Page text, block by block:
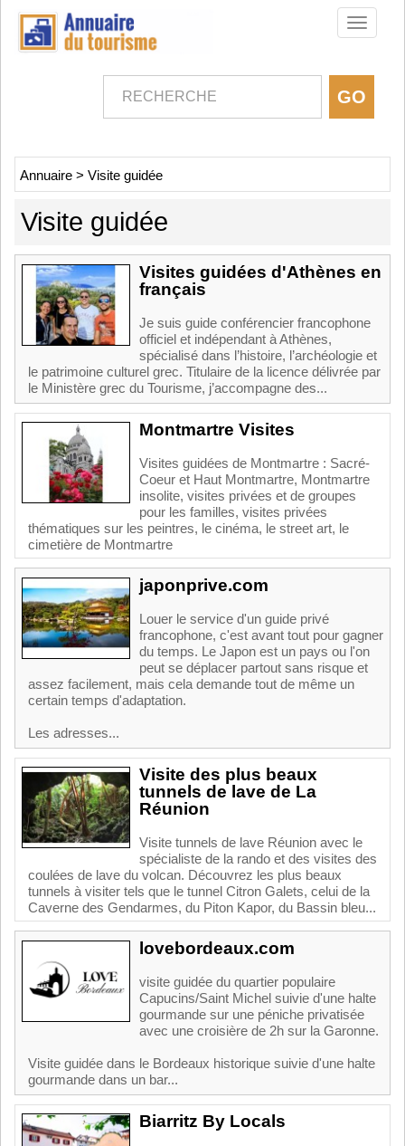
Toggle
Annuaire > Visite guidée
Visite guidée
Visites guidées d'Athènes en
français
Je suis guide conférencier francophone
officiel et indépendant à Athènes,
spécialisé dans l’histoire, l’archéologie et
le patrimoine culturel grec. Titulaire de la licence délivrée par
le Ministère grec du Tourisme, j’accompagne des...
Montmartre Visites
Visites guidées de Montmartre : Sacré-
Coeur et Haut Montmartre, Montmartre
insolite, visites privées et de groupes
pour les familles, visites privées
thématiques sur les peintres, le cinéma, le street art, le
cimetière de Montmartre
japonprive.com
Louer le service d'un guide privé
francophone, c'est avant tout pour gagner
du temps. Le Japon est un pays ou l'on
peut se déplacer partout sans risque et
assez facilement, mais cela demande tout de même un
certain temps d'adaptation.
Les adresses...
Visite des plus beaux
tunnels de lave de La
Réunion
Visite tunnels de lave Réunion avec le
spécialiste de la rando et des visites des
coulées de lave du volcan. Découvrez les plus beaux
tunnels à visiter tels que le tunnel Citron Galets, celui de la
Caverne des Gendarmes, du Piton Kapor, du Bassin bleu...
lovebordeaux.com
visite guidée du quartier populaire
Capucins/Saint Michel suivie d'une halte
gourmande sur une péniche privatisée
avec une croisière de 2h sur la Garonne.
Visite guidée dans le Bordeaux historique suivie d'une halte
gourmande dans un bar...
Biarritz By Locals